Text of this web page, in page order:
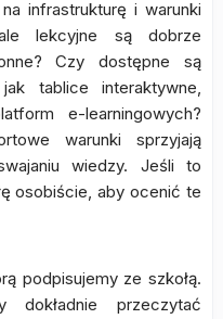
infrastrukturę i warunki
lekcyjne są dobrze
Czy dostępne są
tablice interaktywne,
e-learningowych?
warunki sprzyjają
wiedzy. Jeśli to
osobiście, aby ocenić te
podpisujemy ze szkołą.
przeczytać